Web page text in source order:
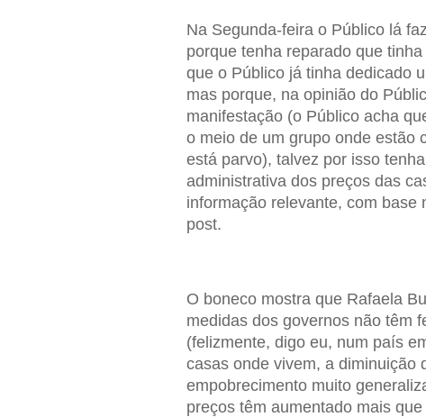
Na Segunda-feira o Público lá
porque tenha reparado que
que o Público já tinha dedicado
mas porque, na opinião do
manifestação (o Público acha
o meio de um grupo onde estão
está parvo), talvez por isso
administrativa dos preços das
informação relevante, com base
post.
O boneco mostra que Rafaela
medidas dos governos não têm
(felizmente, digo eu, num país
casas onde vivem, a diminuição
empobrecimento muito
preços têm aumentado mais